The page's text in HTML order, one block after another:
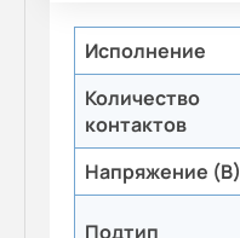
Исполнение
Количество
контактов
Напряжение (В)
Подтип